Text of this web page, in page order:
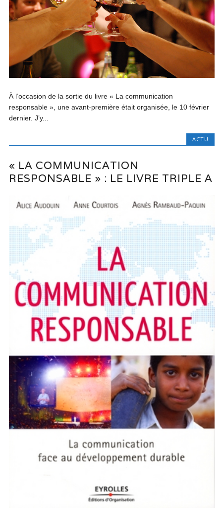
À l’occasion de la sortie du livre « La communication
responsable », une avant-première était organisée, le 10 février
dernier. J’y...
ACTU
« LA COMMUNICATION
RESPONSABLE » : LE LIVRE TRIPLE A